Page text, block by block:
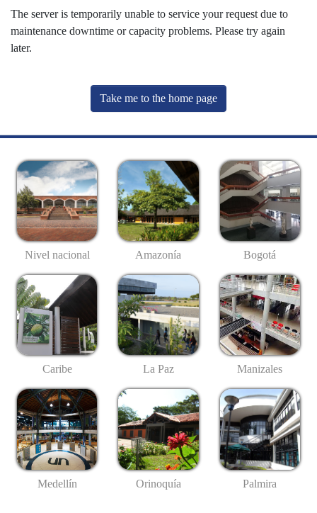
The server is temporarily unable to service your request due to
maintenance downtime or capacity problems. Please try again
later.
Take me to the home page
Nivel nacional Amazonía Bogotá
Caribe La Paz Manizales
Medellín Orinoquía Palmira